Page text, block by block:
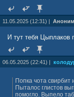
11.05.2025 (12:31) |
И тут тебя Цыплаков
06.05.2025 (22:41) |
Попка чота свирбит
Пыталос глистов
помогло. Выпело